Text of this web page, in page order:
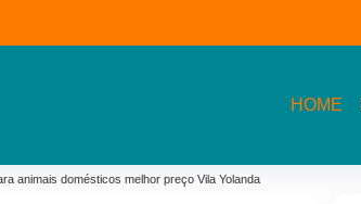
HOME
animais domésticos melhor preço Vila Yolanda